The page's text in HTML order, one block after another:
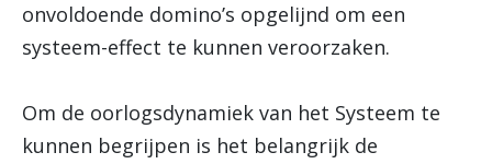
onvoldoende domino’s opgelijnd om een
systeem-effect te kunnen veroorzaken.
Om de oorlogsdynamiek van het Systeem te
kunnen begrijpen is het belangrijk de